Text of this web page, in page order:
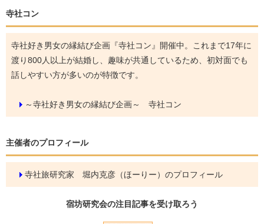
寺社コン
寺社好き男女の縁結び企画『寺社コン』開催中。これまで17年に
渡り800人以上が結婚し、趣味が共通しているため、初対面でも
話しやすい方が多いのが特徴です。
～寺社好き男女の縁結び企画～ 寺社コン
主催者のプロフィール
寺社旅研究家 堀内克彦（ほーりー）のプロフィール
宿坊研究会の注目記事を受け取ろう